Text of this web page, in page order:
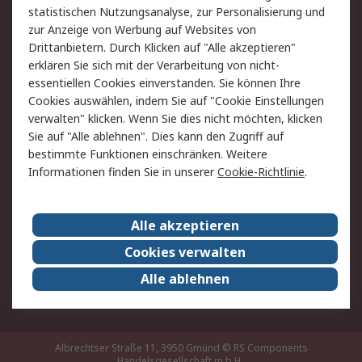
Hilfe
Rechtliches
RS Verkaufs- und
Lieferbedingungen
Datenschutz
Cookie-Richtlinie
Zahlungsbedingungen
Impressum
Webseite Konditionen
RS weltweit
Karriere bei RS
Nachhaltigkeit
Qualität/Zertifikate
Presse-Center
Event-Center
Albrechtser Straße 11, 3950 Gmünd © RS Components
statistischen Nutzungsanalyse, zur Personalisierung und
zur Anzeige von Werbung auf Websites von
Drittanbietern. Durch Klicken auf "Alle akzeptieren"
erklären Sie sich mit der Verarbeitung von nicht-
essentiellen Cookies einverstanden. Sie können Ihre
Cookies auswählen, indem Sie auf "Cookie Einstellungen
verwalten" klicken. Wenn Sie dies nicht möchten, klicken
Sie auf "Alle ablehnen". Dies kann den Zugriff auf
bestimmte Funktionen einschränken. Weitere
Informationen finden Sie in unsererCookie-Richtlinie.
Alle akzeptieren
Cookies verwalten
Alle ablehnen